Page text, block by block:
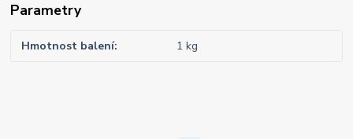
Parametry
Hmotnost balení 1 kg